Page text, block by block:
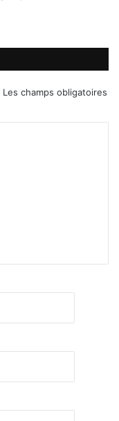
Les champs obligatoires